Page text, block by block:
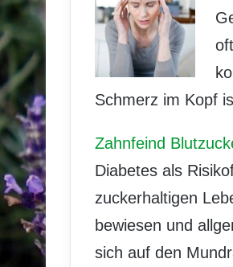
Schmerz im Kopf
Zahnfeind
Diabetes als
zuckerhaltigen
bewiesen und
sich auf den